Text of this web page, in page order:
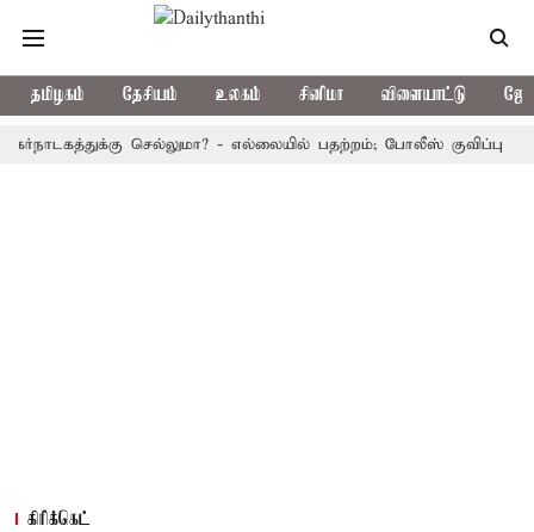
தமிழகம் தேசியம் உலகம் சினிமா விளையாட்டு
செல்லுமா? - எல்லையில் பதற்றம்; போலீஸ் குவிப்பு
கிரிக்கெட்